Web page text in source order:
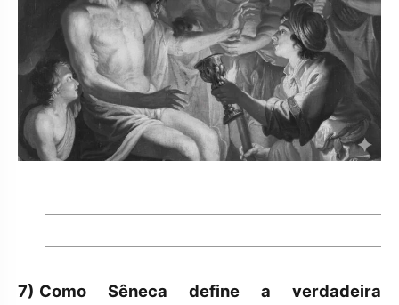
7) Como Sêneca define a verdadeira